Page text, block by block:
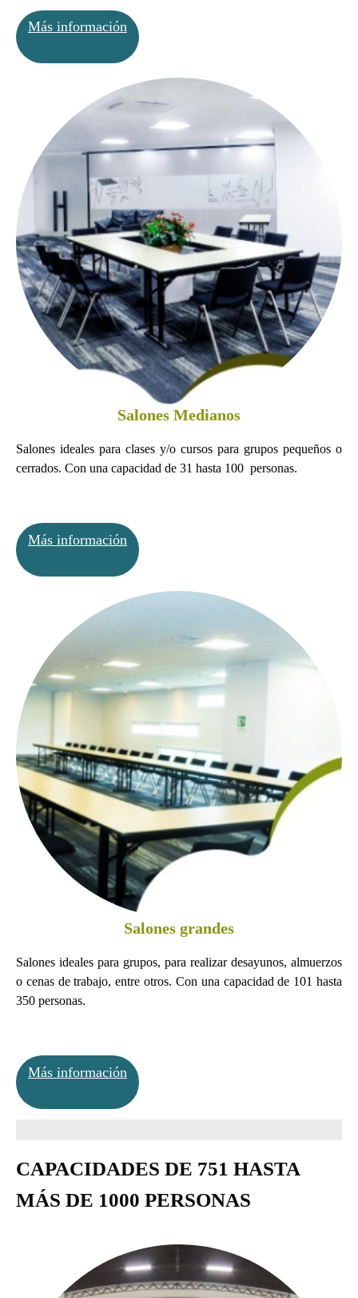
Más información
Salones Medianos
Salones ideales para clases y/o cursos para grupos pequeños o
cerrados. Con una capacidad de 31 hasta 100 personas.
Más información
Salones grandes
Salones ideales para grupos, para realizar desayunos, almuerzos
o cenas de trabajo, entre otros. Con una capacidad de 101 hasta
350 personas.
Más información
CAPACIDADES DE 751 HASTA
MÁS DE 1000 PERSONAS